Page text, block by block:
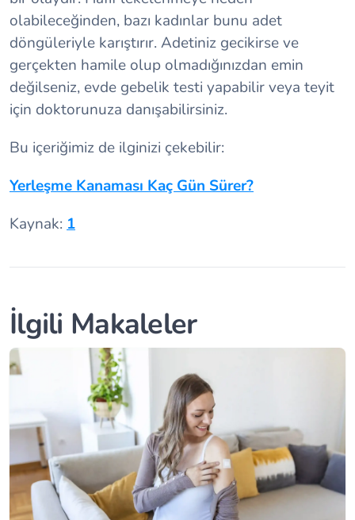
olabileceğinden, bazı kadınlar bunu adet
döngüleriyle karıştırır. Adetiniz gecikirse ve
gerçekten hamile olup olmadığınızdan emin
değilseniz, evde gebelik testi yapabilir veya teyit
için doktorunuza danışabilirsiniz.
Bu içeriğimiz de ilginizi çekebilir:
Yerleşme Kanaması Kaç Gün Sürer?
Kaynak:1
İlgili Makaleler